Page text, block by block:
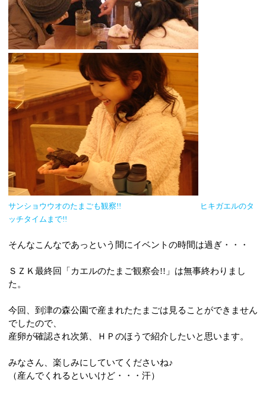
サンショウウオのたまごも観察!!
ヒキガエルのタ
ッチタイムまで!!
そんなこんなであっという間にイベントの時間は過ぎ・・・
ＳＺＫ最終回「カエルのたまご観察会!! 」は無事終わりまし
た。
今回、到津の森公園で産まれたたまごは見ることができません
でしたので、
産卵が確認され次第、ＨＰのほうで紹介したいと思います。
みなさん、楽しみにしていてくださいね♪
（産んでくれるといいけど・・・汗）